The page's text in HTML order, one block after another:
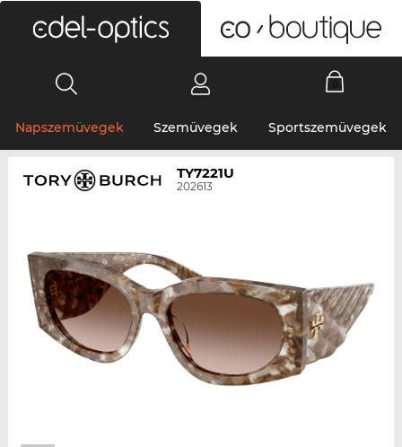
Napszemüvegek Szemüvegek Sportszemüvegek
TY7221U
202613